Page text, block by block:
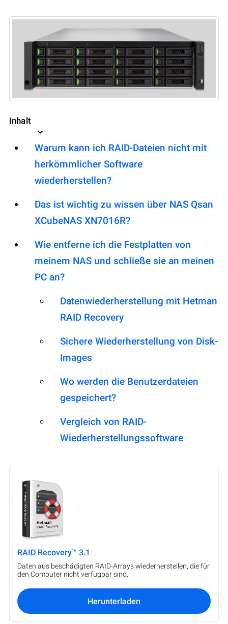
Inhalt
Warum kann ich RAID-Dateien nicht mit
herkömmlicher Software
wiederherstellen?
Das ist wichtig zu wissen über NAS Qsan
XCubeNAS XN7016R?
Wie entferne ich die Festplatten von
meinem NAS und schließe sie an meinen
PC an?
Datenwiederherstellung mit Hetman
RAID Recovery
Sichere Wiederherstellung von Disk-
Images
Wo werden die Benutzerdateien
gespeichert?
Vergleich von RAID-
Wiederherstellungssoftware
RAID Recovery™ 3.1
Daten aus beschädigten RAID-Arrays wiederherstellen, die für
den Computer nicht verfügbar sind.
Herunterladen